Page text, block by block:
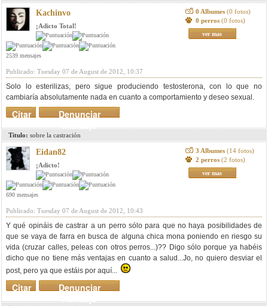
Kachinvo
¡Adicto Total!
2539 mensajes
0 Albumes (0 fotos)
0 perros (0 fotos)
ver mas
Publicado: Tuesday 07 de August de 2012, 10:37
Solo lo esterilizas, pero sigue produciendo testosterona, con lo que no
cambiaría absolutamente nada en cuanto a comportamiento y deseo sexual.
Denunciar
mensaje
Citar
Titulo: sobre la castración
Eidan82
¡Adicto!
690 mensajes
3 Albumes (14 fotos)
2 perros (2 fotos)
ver mas
Publicado: Tuesday 07 de August de 2012, 10:43
Y qué opináis de castrar a un perro sólo para que no haya posibilidades de
que se vaya de farra en busca de alguna chica mona poniendo en riesgo su
vida (cruzar calles, peleas con otros perros...)?? Digo sólo porque ya habéis
dicho que no tiene más ventajas en cuanto a salud...Jo, no quiero desviar el
post, pero ya que estáis por aquí...
Denunciar
mensaje
Citar